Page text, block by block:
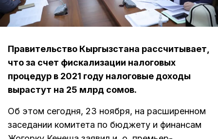
Правительство Кыргызстана рассчитывает,
что за счет фискализации налоговых
процедур в 2021 году налоговые доходы
вырастут на 25 млрд сомов.
Об этом сегодня, 23 ноября, на расширенном
заседании комитета по бюджету и финансам